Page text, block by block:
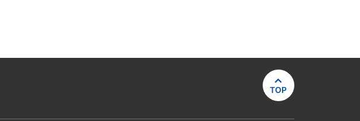

TOP